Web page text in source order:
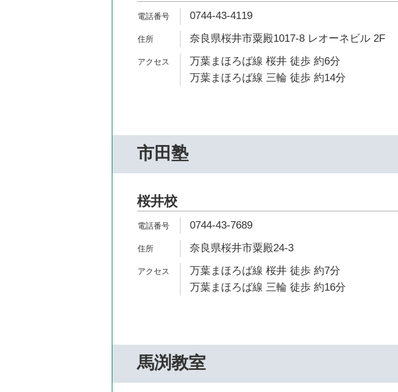
0744-43-4119
奈良県桜井市粟殿1017-8 レオーネビル 2F
万葉まほろば線 桜井 徒歩 約6分
万葉まほろば線 三輪 徒歩 約14分
市田塾
桜井校
0744-43-7689
奈良県桜井市粟殿24-3
万葉まほろば線 桜井 徒歩 約7分
万葉まほろば線 三輪 徒歩 約16分
馬渕教室